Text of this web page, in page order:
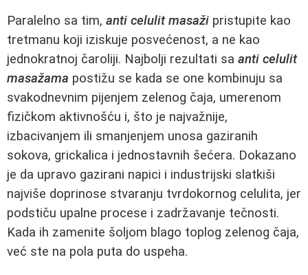
Paralelno sa tim, anti celulit masaži pristupite kao
tretmanu koji iziskuje posvećenost, a ne kao
jednokratnoj čaroliji. Najbolji rezultati sa anti celulit
masažama postižu se kada se one kombinuju sa
svakodnevnim pijenjem zelenog čaja, umerenom
fizičkom aktivnošću i, što je najvažnije,
izbacivanjem ili smanjenjem unosa gaziranih
sokova, grickalica i jednostavnih šećera. Dokazano
je da upravo gazirani napici i industrijski slatkiši
najviše doprinose stvaranju tvrdokornog celulita, jer
podstiču upalne procese i zadržavanje tečnosti.
Kada ih zamenite šoljom blago toplog zelenog čaja,
već ste na pola puta do uspeha.